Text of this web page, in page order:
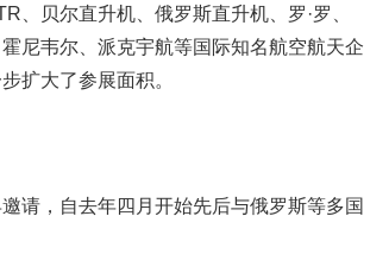
贝尔直升机、俄罗斯直升机、罗·罗、
尼韦尔、派克宇航等国际知名航空航天企
扩大了参展面积。
，自去年四月开始先后与俄罗斯等多国